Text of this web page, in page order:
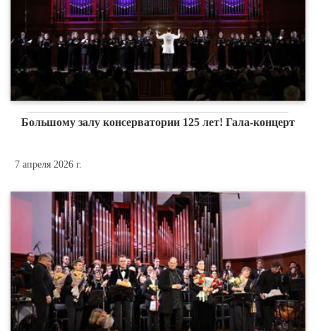
Большому залу консерватории 125 лет! Гала-концерт
7 апреля 2026 г.